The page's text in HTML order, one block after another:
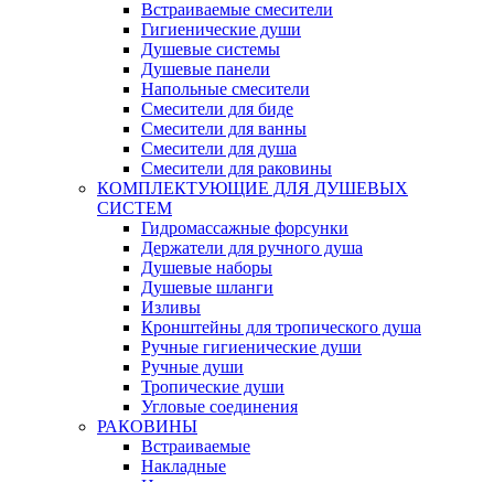
Встраиваемые смесители
Гигиенические души
Душевые системы
Душевые панели
Напольные смесители
Смесители для биде
Смесители для ванны
Смесители для душа
Смесители для раковины
КОМПЛЕКТУЮЩИЕ ДЛЯ ДУШЕВЫХ
СИСТЕМ
Гидромассажные форсунки
Держатели для ручного душа
Душевые наборы
Душевые шланги
Изливы
Кронштейны для тропического душа
Ручные гигиенические души
Ручные души
Тропические души
Угловые соединения
РАКОВИНЫ
Встраиваемые
Накладные